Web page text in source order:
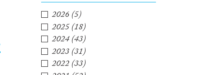
2026(5)
2025(18)
2024(43)
2023(31)
2022(33)